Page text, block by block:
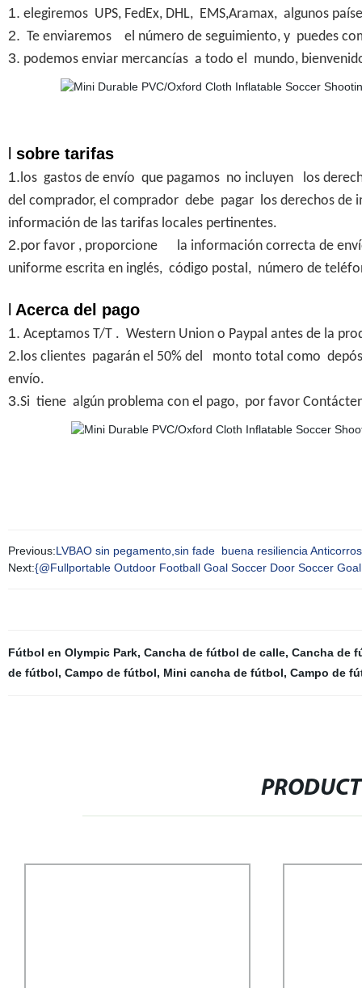
1. elegiremos UPS, FedEx, DHL, EMS,Aramax, algunos
2. Te enviaremos el número de seguimiento, y puedes
3. podemos enviar mercancías a todo el mundo,
sobre tarifas
1.los gastos de envío que pagamos no incluyen
los
del comprador, el comprador debe pagar los derechos de
información de las tarifas locales pertinentes.
2.por favor , proporcione la información correcta de
uniforme escrita en inglés, código postal, número de
Acerca del pago
1. Aceptamos T/T . Western Union o Paypal antes de la
2.los clientes pagarán el 50% del monto total como
envío.
3.Si tiene algún problema con el pago, por favor
Previous:LVBAO sin pegamento,sin fade buena resiliencia
Next:{@Fullportable Outdoor Football Goal Soccer Door Soccer
Fútbol en Olympic Park, Cancha de fútbol de calle, Cancha de
de fútbol, Campo de fútbol, Mini cancha de fútbol, Campo de